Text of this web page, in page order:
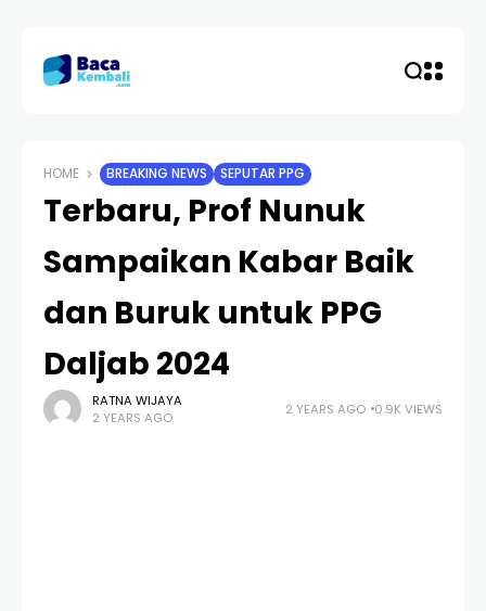
HOME BREAKING NEWS SEPUTAR PPG
Terbaru, Prof Nunuk
Sampaikan Kabar Baik
dan Buruk untuk PPG
Daljab 2024
RATNA WIJAYA
2 YEARS AGO
2 YEARS AGO 0.9K VIEWS